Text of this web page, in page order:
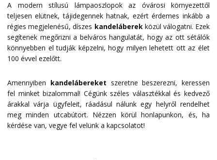
A modern stílusú lámpaoszlopok az óvárosi környezettől
teljesen elütnek, tájidegennek hatnak, ezért érdemes inkább a
régies megjelenésű, díszes kandeláberekközül válogatni. Ezek
segítenek megőrizni a belváros hangulatát, hogy az ott sétálók
könnyebben el tudják képzelni, hogy milyen lehetett ott az élet
100 évvel ezelőtt.
Amennyiben kandelábereket szeretne beszerezni, keressen
fel minket bizalommal! Cégünk széles választékkal és kedvező
árakkal várja ügyfeleit, ráadásul nálunk egy helyről rendelhet
meg minden utcabútort. Nézzen körül honlapunkon, és, ha
kérdése van, vegye fel velünk a kapcsolatot!